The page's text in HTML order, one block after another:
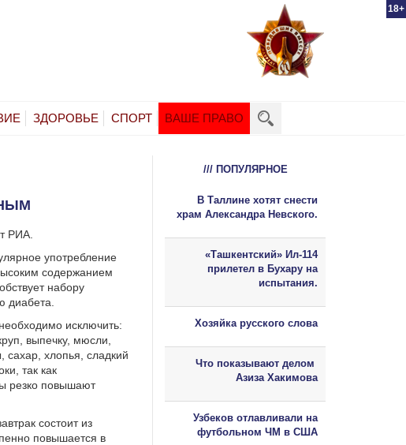
18+
ЗДОРОВЬЕ СПОРТ ВАШЕ ПРАВО
РИА.
употребление
содержанием
набору
диабета.
исключить:
выпечку, мюсли,
хлопья, сладкий
так как
резко повышают
состоит из
повышается в
/// ПОПУЛЯРНОЕ
В Таллине хотят снести
храм Александра Невского.
«Ташкентский» Ил-114
прилетел в Бухару на
испытания.
Хозяйка русского слова
Что показывают делом
Азиза Хакимова
Узбеков отлавливали на
футбольном ЧМ в США